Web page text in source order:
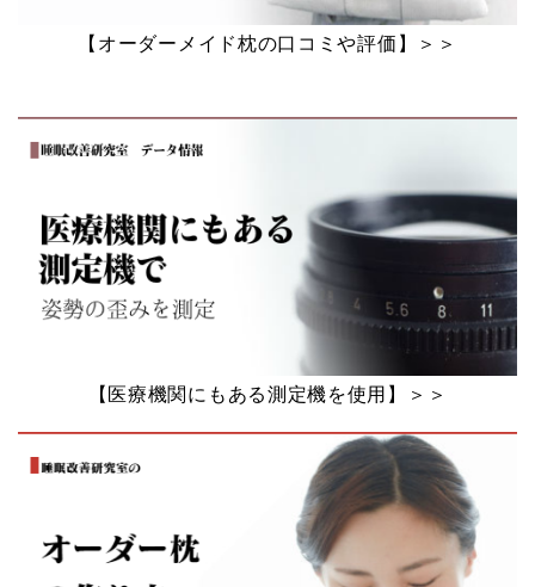
【オーダーメイド枕の口コミや評価】＞＞
【医療機関にもある測定機を使用】＞＞